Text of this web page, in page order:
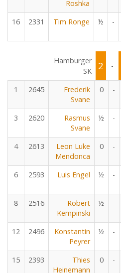
Roshka
16 2331 Tim Ronge ½ -
Hamburger
SK
2 -
1 2645
Frederik
Svane
0 -
3 2620
Rasmus
Svane
½ -
4 2613
Leon Luke
Mendonca
0 -
6 2593 Luis Engel ½ -
8 2516
Robert
Kempinski
½ -
12 2496
Konstantin
Peyrer
½ -
15 2393
Thies
Heinemann
0 -